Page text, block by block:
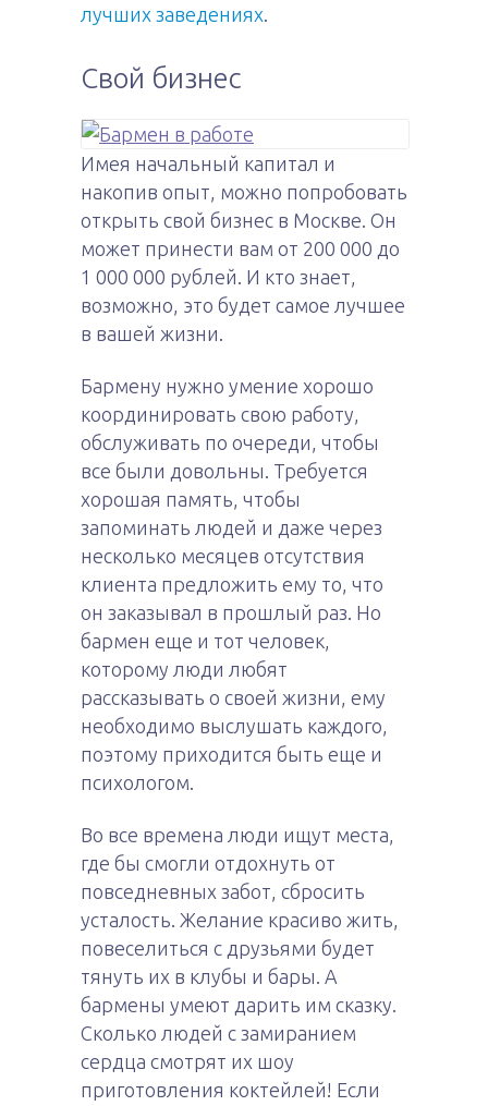
лучших заведениях.
Свой бизнес
Имея начальный капитал и
накопив опыт, можно попробовать
открыть свой бизнес в Москве. Он
может принести вам от 200 000 до
1 000 000 рублей. И кто знает,
возможно, это будет самое лучшее
в вашей жизни.
Бармену нужно умение хорошо
координировать свою работу,
обслуживать по очереди, чтобы
все были довольны. Требуется
хорошая память, чтобы
запоминать людей и даже через
несколько месяцев отсутствия
клиента предложить ему то, что
он заказывал в прошлый раз. Но
бармен еще и тот человек,
которому люди любят
рассказывать о своей жизни, ему
необходимо выслушать каждого,
поэтому приходится быть еще и
психологом.
Во все времена люди ищут места,
где бы смогли отдохнуть от
повседневных забот, сбросить
усталость. Желание красиво жить,
повеселиться с друзьями будет
тянуть их в клубы и бары. А
бармены умеют дарить им сказку.
Сколько людей с замиранием
сердца смотрят их шоу
приготовления коктейлей! Если